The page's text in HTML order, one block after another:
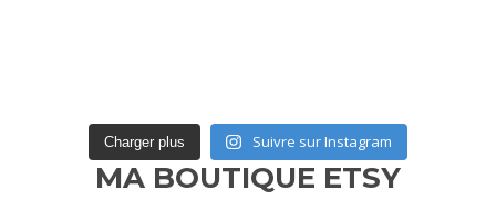
Charger plus Suivre sur Instagram
MA BOUTIQUE ETSY